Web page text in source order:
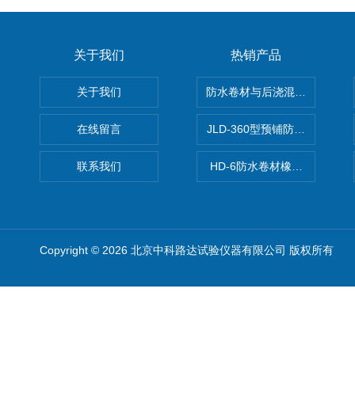
关于我们
关于我们
在线留言
联系我们
热销产品
防水卷材与后浇混凝土剥离强
JLD-360型预铺防水卷材抗冲
HD-6防水卷材橡胶测厚仪
Copyright © 2026 北京中科路达试验仪器有限公司 版权所有